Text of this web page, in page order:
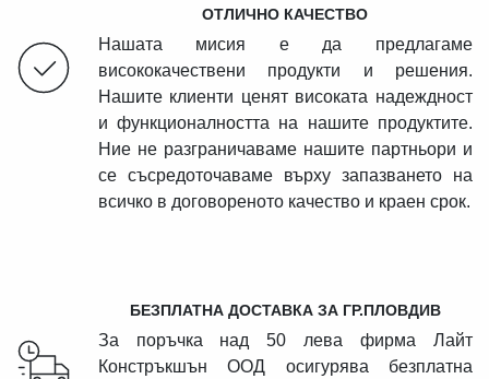
ОТЛИЧНО КАЧЕСТВО
Нашата мисия е да предлагаме
висококачествени продукти и решения.
Нашите клиенти ценят високата надеждност
и функционалността на нашите продуктите.
Ние не разграничаваме нашите партньори и
се съсредоточаваме върху запазването на
всичко в договореното качество и краен срок.
БЕЗПЛАТНА ДОСТАВКА ЗА ГР.ПЛОВДИВ
За поръчка над 50 лева фирма Лайт
Констръкшън ООД осигурява безплатна